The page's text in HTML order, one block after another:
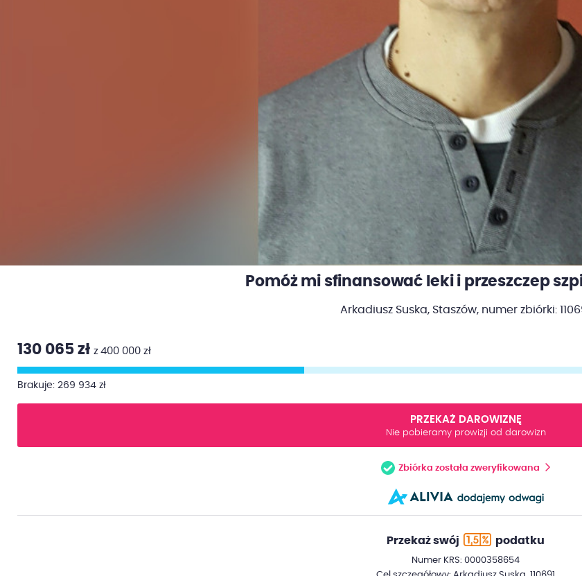
Pomóż mi sfinansować leki i przeszczep
Arkadiusz Suska, Staszów, numer zbiórki:
130 065 zł z 400 000 zł
Brakuje: 269 934 zł
PRZEKAŻ DAROWIZNĘ
Nie pobieramy prowizji od darowizn
Zbiórka została zweryfikowana
Przekaż swój podatku
Numer KRS: 0000358654